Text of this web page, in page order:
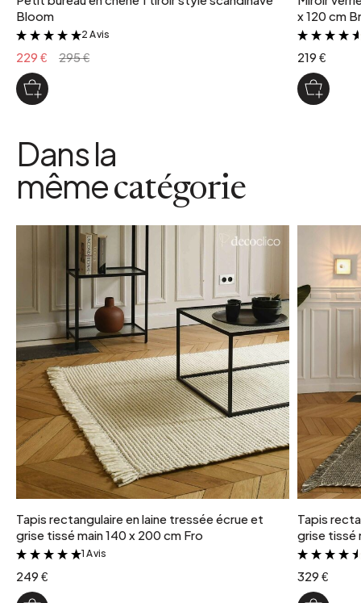
Bloom
&
2 Avis
229 € 295 €
x 120 cm
219 €
Dans la
mêmecatégorie
Tapis rectangulaire en laine tressée écrue et
grise tissé main 140 x 200 cm Fro
&
1 Avis
249 €
Tapis
grise tissé
329 €